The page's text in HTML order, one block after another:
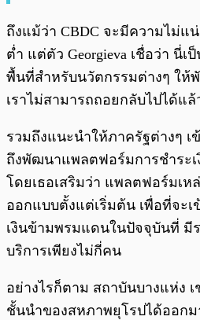
ถึงแม้ว่า CBDC จะมีความไม่แ
ต่ำ แต่ตัว Georgieva เชื่อว่า นี่เ
พื้นที่สำหรับนวัตกรรมต่างๆ ให้
เราไม่สามารถถอยกลับไปได้แล้
รวมถึงแนะนำให้ภาครัฐต่างๆ เ
ถึงพัฒนาแพลตฟอร์มการชำระ
โดยเธอเสริมว่า แพลตฟอร์มเห
ออกแบบตั้งแต่เริ่มต้น เพื่อที่จะ
เงินข้ามพรมแดนในปัจจุบันที่ มี
บริการเพียงไม่กี่คน
อย่างไรก็ตาม สถาบันบางแห่ง
ชั้นนำของสหภาพยุโรปได้ออกม